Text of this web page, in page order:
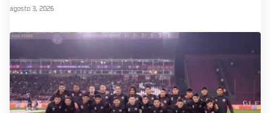
agosto 3, 2026